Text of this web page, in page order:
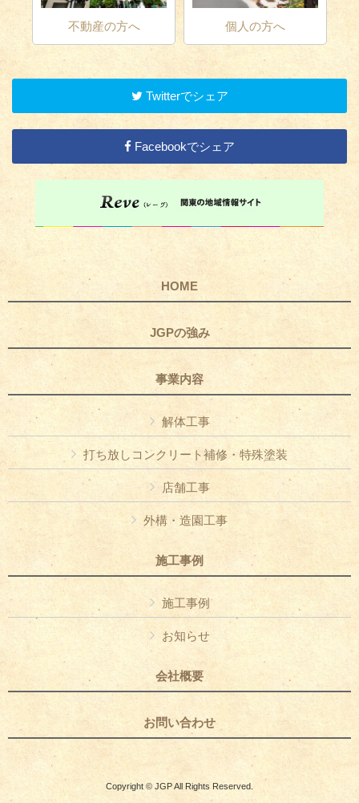
個人の方へ 内装解体
Twitterでシェア
Facebookでシェア
HOME
JGPの強み
事業内容
解体工事
打ち放しコンクリート補修・特殊塗装
店舗工事
外構・造園工事
施工事例
施工事例
お知らせ
会社概要
お問い合わせ
Copyright © JGP All Rights Reserved.